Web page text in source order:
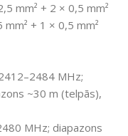
mm² + 2 × 0,5 mm²
+ 1 × 0,5 mm²
MHz;
~30 m (telpās),
MHz; diapazons